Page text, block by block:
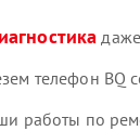
телефон BQ
работы по